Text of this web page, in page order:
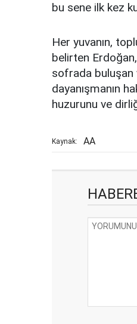
bu sene ilk kez
Her yuvanın,
belirten
sofrada buluşan
dayanışmanın
huzurunu ve
Kaynak: AA